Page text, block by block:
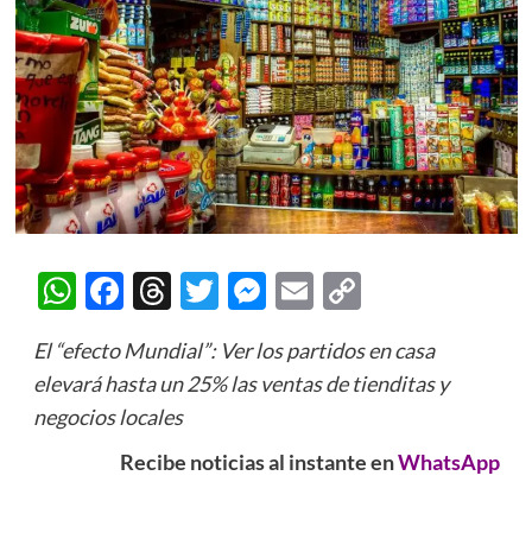
WhatsApp
Facebook
Threads
Twitter
Messenger
EmailCopy
El “efecto Mundial”: Ver los partidos en casa
elevará hasta un 25% las ventas de tienditas y
negocios locales
Recibe noticias al instante enWhatsApp